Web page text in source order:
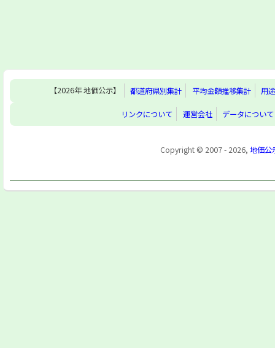
【2026年 地価公示】 都道府県別集計 平均金額推移集計 用
リンクについて 運営会社 データについて
Copyright © 2007 - 2026, 地価公